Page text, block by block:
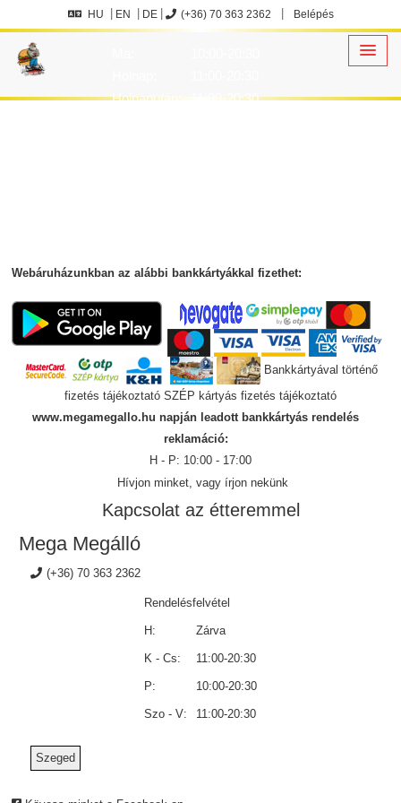
HU EN DE (+36) 70 363 2362 Belépés
Holnapután:
11:00-20:30
Webáruházunkban az alábbi bankkártyákkal fizethet:
Bankkártyával történő
fizetés tájékoztató SZÉP kártyás fizetés tájékoztató
www.megamegallo.hu napján leadott bankkártyás rendelés
reklamáció:
H - P: 10:00 - 17:00
Hívjon minket, vagy írjon nekünk
Kapcsolat az étteremmel
Mega Megálló
(+36) 70 363 2362
Rendelésfelvétel
H: Zárva
K - Cs: 11:00-20:30
P: 10:00-20:30
Szo - V: 11:00-20:30
Szeged